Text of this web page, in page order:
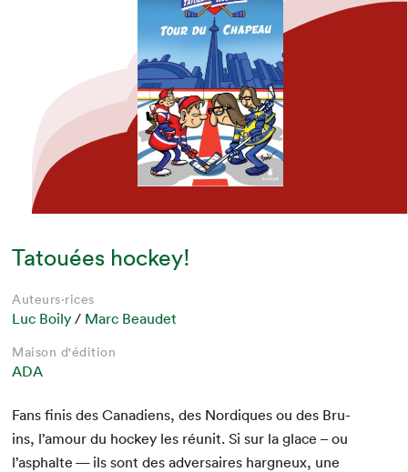
Tatouées hockey!
Auteurs·rices
Luc Boily / Marc Beaudet
Maison d'édition
ADA
Fans finis des Cana­di­ens, des Nordiques ou des Bru­
ins, l’amour du hock­ey les réu­nit. Si sur la glace – ou
l’asphalte — ils sont des adver­saires hargneux, une